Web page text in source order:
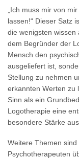
„Ich muss mir von
lassen!“ Dieser Satz
die wenigsten wissen
dem Begründer der
Mensch den
ausgeliefert ist,
Stellung zu nehmen
erkannten Werten zu
Sinn als ein
Logotherapie eine
besondere Stärke aus.
Weitere Themen
Psychotherapeuten